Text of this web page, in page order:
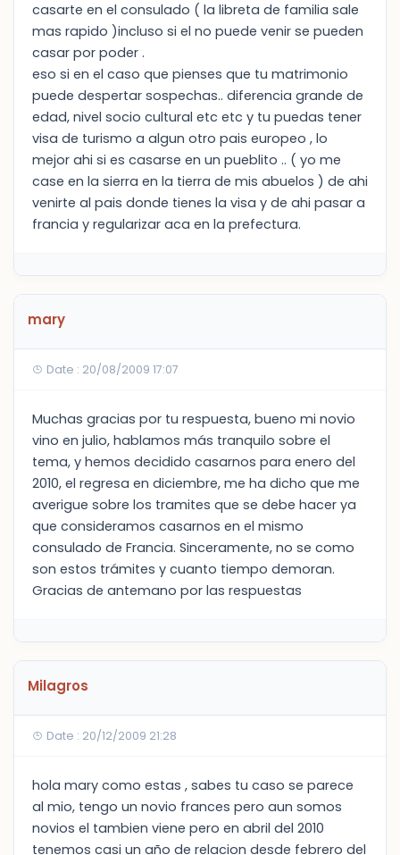
casarte en el consulado ( la libreta de familia sale
mas rapido )incluso si el no puede venir se pueden
casar por poder .
eso si en el caso que pienses que tu matrimonio
puede despertar sospechas.. diferencia grande de
edad, nivel socio cultural etc etc y tu puedas tener
visa de turismo a algun otro pais europeo , lo
mejor ahi si es casarse en un pueblito .. ( yo me
case en la sierra en la tierra de mis abuelos ) de ahi
venirte al pais donde tienes la visa y de ahi pasar a
francia y regularizar aca en la prefectura.
mary
Date : 20/08/2009 17:07
Muchas gracias por tu respuesta, bueno mi novio
vino en julio, hablamos más tranquilo sobre el
tema, y hemos decidido casarnos para enero del
2010, el regresa en diciembre, me ha dicho que me
averigue sobre los tramites que se debe hacer ya
que consideramos casarnos en el mismo
consulado de Francia. Sinceramente, no se como
son estos trámites y cuanto tiempo demoran.
Gracias de antemano por las respuestas
Milagros
Date : 20/12/2009 21:28
hola mary como estas , sabes tu caso se parece
al mio, tengo un novio frances pero aun somos
novios el tambien viene pero en abril del 2010
tenemos casi un año de relacion desde febrero del